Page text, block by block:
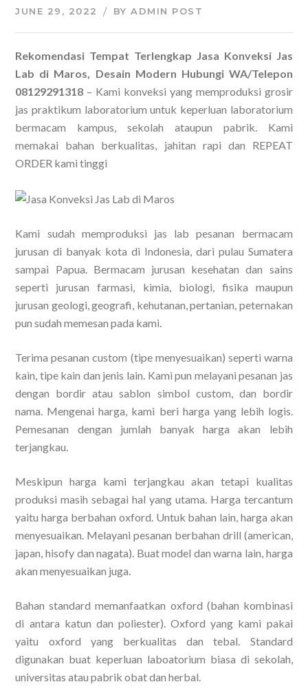
JUNE 29, 2022 BYADMIN POST
Rekomendasi Tempat Terlengkap Jasa Konveksi Jas
Lab di Maros, Desain Modern Hubungi WA/Telepon
08129291318 – Kami konveksi yang memproduksi grosir
jas praktikum laboratorium untuk keperluan laboratorium
bermacam kampus, sekolah ataupun pabrik. Kami
memakai bahan berkualitas, jahitan rapi dan REPEAT
ORDER kami tinggi
Kami sudah memproduksi jas lab pesanan bermacam
jurusan di banyak kota di Indonesia, dari pulau Sumatera
sampai Papua. Bermacam jurusan kesehatan dan sains
seperti jurusan farmasi, kimia, biologi, fisika maupun
jurusan geologi, geografi, kehutanan, pertanian, peternakan
pun sudah memesan pada kami.
Terima pesanan custom (tipe menyesuaikan) seperti warna
kain, tipe kain dan jenis lain. Kami pun melayani pesanan jas
dengan bordir atau sablon simbol custom, dan bordir
nama. Mengenai harga, kami beri harga yang lebih logis.
Pemesanan dengan jumlah banyak harga akan lebih
terjangkau.
Meskipun harga kami terjangkau akan tetapi kualitas
produksi masih sebagai hal yang utama. Harga tercantum
yaitu harga berbahan oxford. Untuk bahan lain, harga akan
menyesuaikan. Melayani pesanan berbahan drill (american,
japan, hisofy dan nagata). Buat model dan warna lain, harga
akan menyesuaikan juga.
Bahan standard memanfaatkan oxford (bahan kombinasi
di antara katun dan poliester). Oxford yang kami pakai
yaitu oxford yang berkualitas dan tebal. Standard
digunakan buat keperluan laboatorium biasa di sekolah,
universitas atau pabrik obat dan herbal.